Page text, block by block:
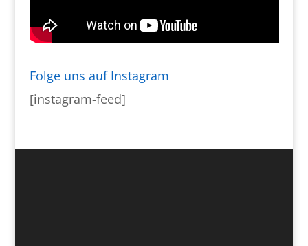
Folge uns auf Instagram
[instagram-feed]